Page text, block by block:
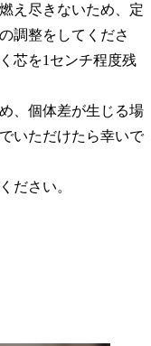
え尽きないため、定
調整をしてくださ
芯を1センチ程度残
、個体差が生じる場
いただけたら幸いで
ださい。